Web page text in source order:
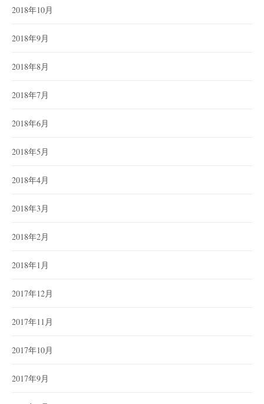
2018年10月
2018年9月
2018年8月
2018年7月
2018年6月
2018年5月
2018年4月
2018年3月
2018年2月
2018年1月
2017年12月
2017年11月
2017年10月
2017年9月